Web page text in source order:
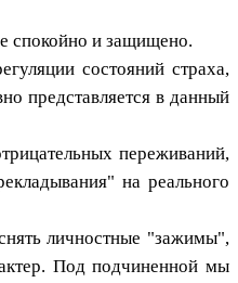
спокойно и защищено.
состояний страха,
представляется в данный
переживаний,
на реального
личностные "зажимы",
Под подчиненной мы